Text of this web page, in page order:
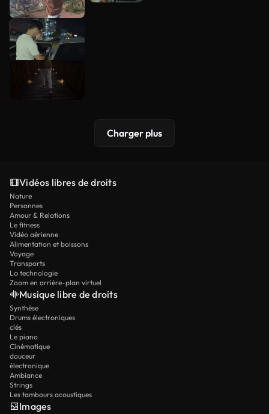
Charger plus
Vidéos libres de droits
Nature
Personnes
Amour & Relations
Le fitness
Vidéo aérienne
Alimentation et boissons
Voyage
Transports
La technologie
Zoom en arrière-plan virtuel
Musique libre de droits
Synthèse
Drums électroniques
clés
Le piano
Cinématique
douceur
électronique
Ambiance
Strings
Les tambours acoustiques
Images